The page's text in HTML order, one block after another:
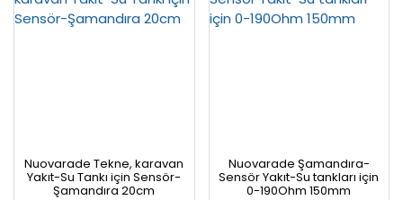
Nuovarade Tekne, karavan
Yakıt-Su Tankı için Sensör-
Şamandıra 20cm
Nuovarade Şamandıra-
Sensör Yakıt-Su tankları için
0-190Ohm 150mm